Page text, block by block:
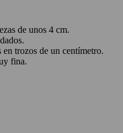
de unos 4 cm.
en trozos de un centímetro.
fina.